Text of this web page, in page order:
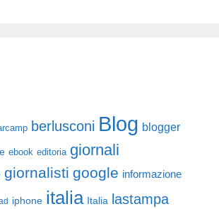
berlusconi Blog blogger
ebook editoria giornali
giornalisti google informazione
iphone italia Italia lastampa